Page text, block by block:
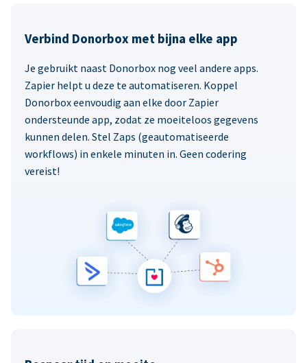
Verbind Donorbox met bijna elke app
Je gebruikt naast Donorbox nog veel andere apps.
Zapier helpt u deze te automatiseren. Koppel
Donorbox eenvoudig aan elke door Zapier
ondersteunde app, zodat ze moeiteloos gegevens
kunnen delen. Stel Zaps (geautomatiseerde
workflows) in enkele minuten in. Geen codering
vereist!